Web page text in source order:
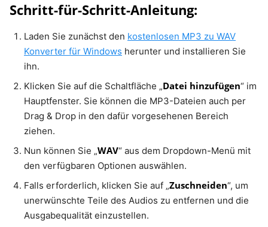
Schritt-für-Schritt-Anleitung:
Laden Sie zunächst den kostenlosen MP3 zu WAV
Konverter für Windows herunter und installieren Sie
ihn.
Klicken Sie auf die Schaltfläche „Datei hinzufügen“ im
Hauptfenster. Sie können die MP3-Dateien auch per
Drag & Drop in den dafür vorgesehenen Bereich
ziehen.
Nun können Sie „WAV“ aus dem Dropdown-Menü mit
den verfügbaren Optionen auswählen.
Falls erforderlich, klicken Sie auf „Zuschneiden“, um
unerwünschte Teile des Audios zu entfernen und die
Ausgabequalität einzustellen.